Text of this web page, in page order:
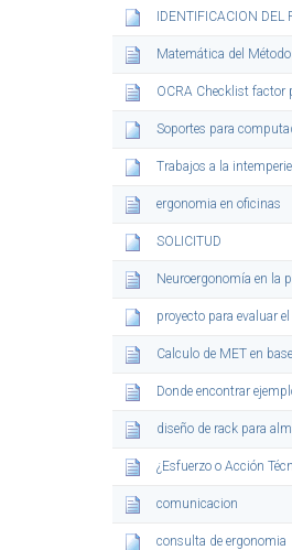
IDENTIFICACION
Matemática del
OCRA Checklist factor
Soportes para
Trabajos a la intemperie
ergonomia en oficinas
SOLICITUD
Neuroergonomía en la
proyecto para evaluar
Calculo de MET en
Donde encontrar
diseño de rack para
¿Esfuerzo o Acción
comunicacion
consulta de ergonomia